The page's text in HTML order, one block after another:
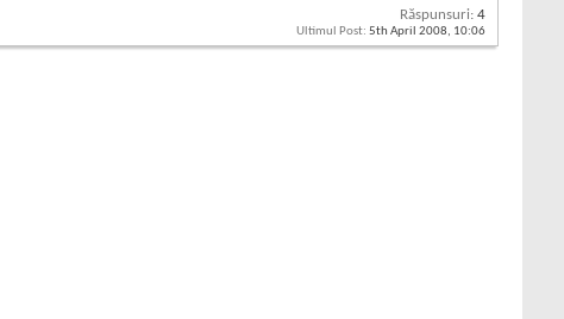
Răspunsuri: 4
Ultimul Post: 5th April 2008, 10:06